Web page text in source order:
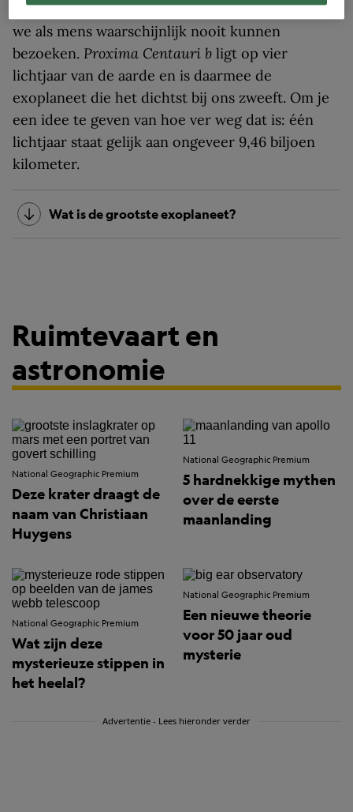
Pluto. Zelfs de dichtstbijzijnde exoplaneet zullen
we als mens waarschijnlijk nooit kunnen
bezoeken. Proxima Centauri b ligt op vier
lichtjaar van de aarde en is daarmee de
exoplaneet die het dichtst bij ons zweeft. Om je
een idee te geven van hoe ver weg dat is: één
lichtjaar staat gelijk aan ongeveer 9,46 biljoen
kilometer.
Wat is de grootste exoplaneet?
Ruimtevaart en
astronomie
National Geographic Premium
Deze krater draagt de
naam van Christiaan
Huygens
National Geographic Premium
5 hardnekkige mythen
over de eerste
maanlanding
National Geographic Premium
Wat zijn deze
mysterieuze stippen in
het heelal?
National Geographic Premium
Een nieuwe theorie
voor 50 jaar oud
mysterie
Advertentie - Lees hieronder verder